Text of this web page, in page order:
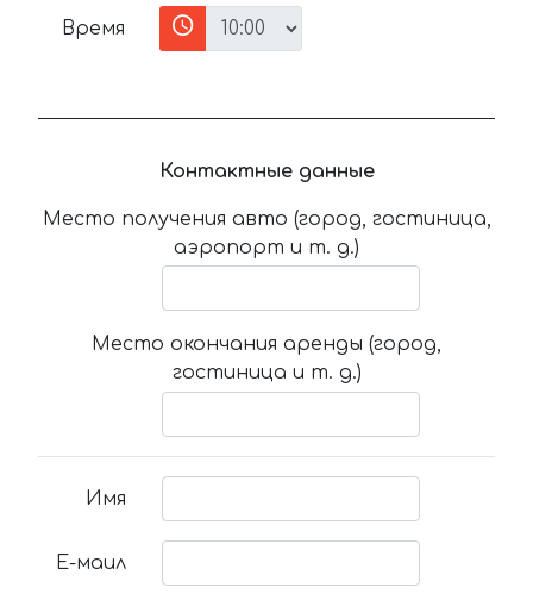
Время
Контактные данные
Место получения авто (город, гостиница,
аэропорт и т. д.)
Место окончания аренды (город,
гостиница и т. д.)
Имя
Е-маил